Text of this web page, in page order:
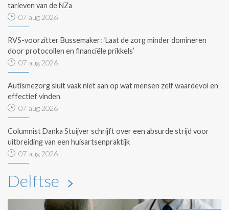
tarieven van de NZa
07 aug 2026
RVS-voorzitter Bussemaker: ‘Laat de zorg minder domineren
door protocollen en financiële prikkels’
07 aug 2026
Autismezorg sluit vaak niet aan op wat mensen zelf waardevol en
effectief vinden
07 aug 2026
Columnist Danka Stuijver schrijft over een absurde strijd voor
uitbreiding van een huisartsenpraktijk
07 aug 2026
Delftse